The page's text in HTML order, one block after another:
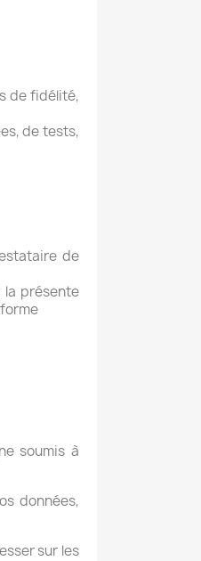
de fidélité,
de tests,
de
présente
soumis à
données,
sur les